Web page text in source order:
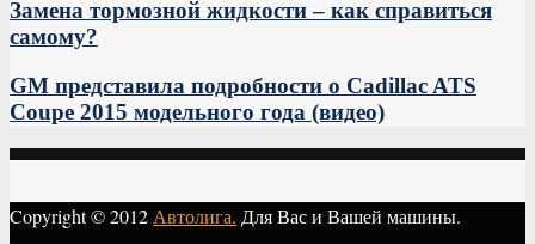
Замена тормозной жидкости – как справиться
самому?
GM представила подробности о Cadillac ATS
Coupe 2015 модельного года (видео)
Copyright © 2012 Автолига. Для Вас и Вашей машины.